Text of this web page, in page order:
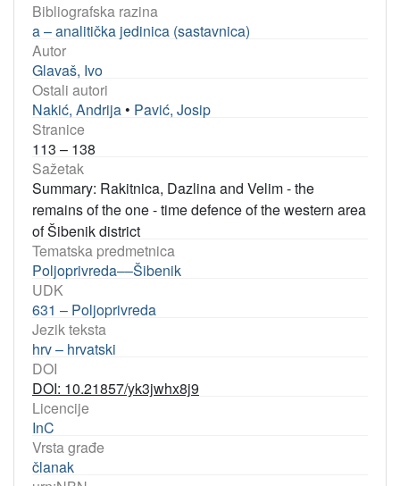
Bibliografska razina
a – analitička jedinica (sastavnica)
Autor
Glavaš, Ivo
Ostali autori
Nakić, Andrija • Pavić, Josip
Stranice
113 – 138
Sažetak
Summary: Rakitnica, Dazlina and Velim - the
remains of the one - time defence of the western area
of Šibenik district
Tematska predmetnica
Poljoprivreda––Šibenik
UDK
631 – Poljoprivreda
Jezik teksta
hrv – hrvatski
DOI
DOI: 10.21857/yk3jwhx8j9
Licencije
InC
Vrsta građe
članak